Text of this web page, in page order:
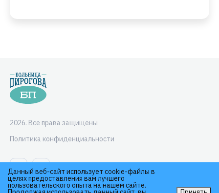
2026. Все права защищены
Политика конфиденциальности
Данный веб-сайт использует cookie-файлы в
целях предоставления вам лучшего
пользовательского опыта на нашем сайте.